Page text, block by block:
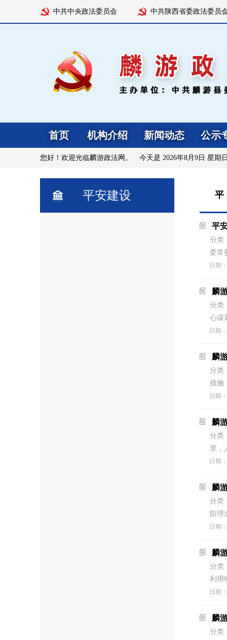
中共中央政法委员会 中共陕西省委政法委员
首页 机构介绍 新闻动态 公示
您好！欢迎光临麟游政法网。 今天是 2026年8月9日 星期
平安建设
平
分类
委常
日期：
麟
分类
心谋
日期：
麟
分类
措施
日期：
麟
分类
里，
日期：
麟
分类
防理
日期：
麟
分类
利用
日期：
麟
分类